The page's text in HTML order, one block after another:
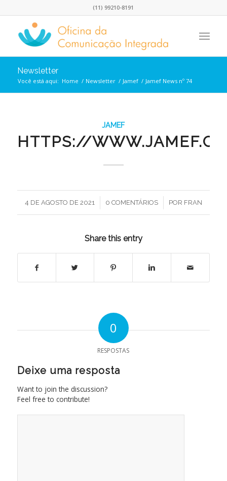
(11) 99210-8191
Newsletter
Você está aqui: Home / Newsletter / Jamef / Jamef News nº 74
JAMEF
HTTPS://
4 DE AGOSTO DE 2021
/ 0 COMENTÁRIOS
/ POR FRAN
Share this entry
0
RESPOSTAS
Deixe uma resposta
Want to join the discussion?
Feel free to contribute!